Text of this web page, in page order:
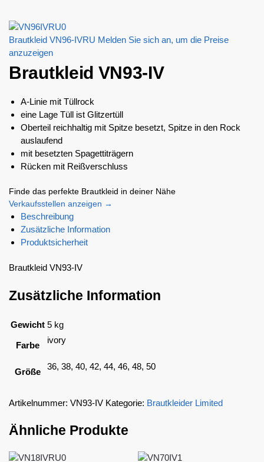
Brautkleid VN96-IVRU Melden Sie sich an, um die Preise
anzuzeigen
Brautkleid VN93-IV
A-Linie mit Tüllrock
eine Lage Tüll ist Glitzertüll
Oberteil reichhaltig mit Spitze besetzt, Spitze in den Rock
auslaufend
mit besetzten Spagettiträgern
Rücken mit Reißverschluss
Finde das perfekte Brautkleid in deiner Nähe
Verkaufsstellen anzeigen →
Beschreibung
Zusätzliche Information
Produktsicherheit
Brautkleid VN93-IV
Zusätzliche Information
Gewicht 5 kg
Farbe
ivory
Größe
36, 38, 40, 42, 44, 46, 48, 50
Artikelnummer: VN93-IV Kategorie: Brautkleider Limited
Ähnliche Produkte